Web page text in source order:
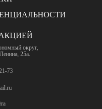
округ,
25а.
73